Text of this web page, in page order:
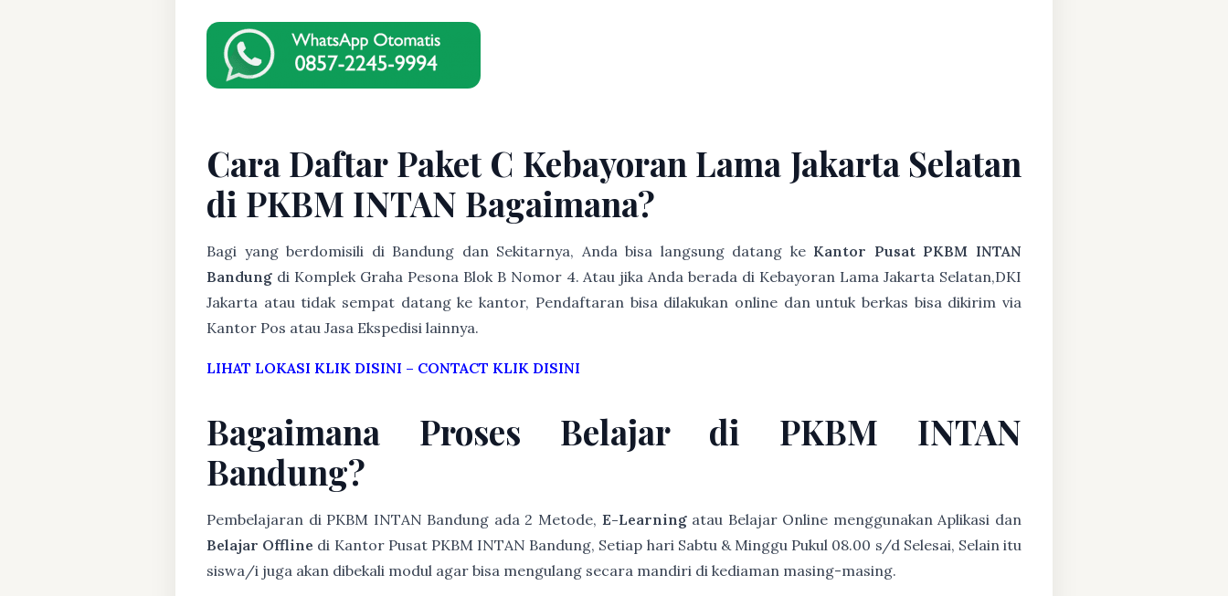
Cara Daftar Paket C Kebayoran Lama Jakarta Selatan
di PKBM INTAN Bagaimana?
Bagi yang berdomisili di Bandung dan Sekitarnya, Anda bisa langsung datang ke Kantor Pusat PKBM INTAN
Bandung di Komplek Graha Pesona Blok B Nomor 4. Atau jika Anda berada di Kebayoran Lama Jakarta Selatan,DKI
Jakarta atau tidak sempat datang ke kantor, Pendaftaran bisa dilakukan online dan untuk berkas bisa dikirim via
Kantor Pos atau Jasa Ekspedisi lainnya.
LIHAT LOKASI KLIK DISINI – CONTACT KLIK DISINI
Bagaimana Proses Belajar di PKBM INTAN
Bandung?
Pembelajaran di PKBM INTAN Bandung ada 2 Metode, E-Learningatau Belajar Online menggunakan Aplikasi dan
Belajar Offline di Kantor Pusat PKBM INTAN Bandung, Setiap hari Sabtu & Minggu Pukul 08.00 s/d Selesai, Selain itu
siswa/i juga akan dibekali modul agar bisa mengulang secara mandiri di kediaman masing-masing.